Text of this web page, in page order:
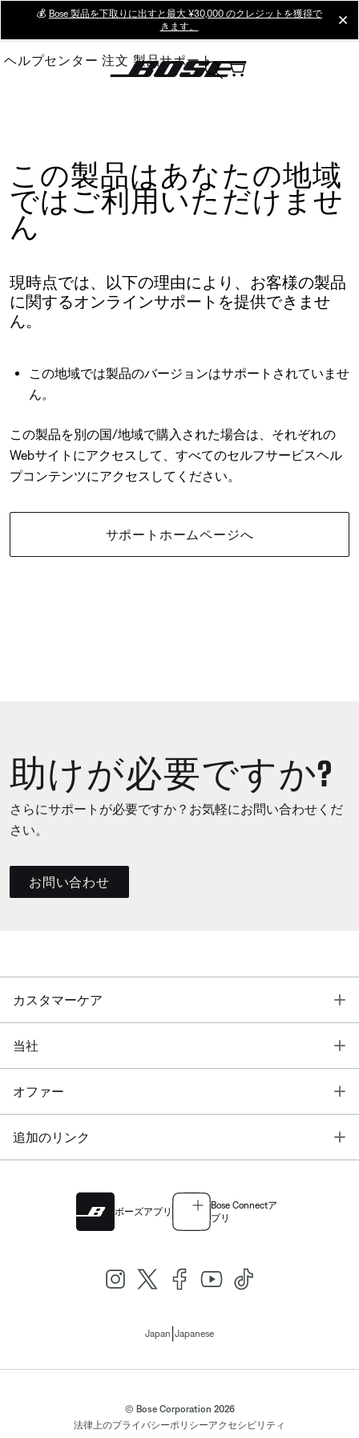
Main
💰 Bose 製品を下取りに出すと最大 ¥30,000 のクレジットを獲得で
きます。
ヘルプセンター 注文 製品サポート
この製品はあなたの地域
ではご利用いただけませ
ん
現時点では、以下の理由により、お客様の製品
に関するオンラインサポートを提供できませ
ん。
この地域では製品のバージョンはサポートされていませ
ん。
この製品を別の国/地域で購入された場合は、それぞれの
Webサイトにアクセスして、すべてのセルフサービスヘル
プコンテンツにアクセスしてください。
サポートホームページへ
助けが必要ですか?
さらにサポートが必要ですか？お気軽にお問い合わせくだ
さい。
お問い合わせ
カスタマーケア
当社
オファー
追加のリンク
ボーズアプリ
Bose Connectア
プリ
Japan Japanese
© Bose Corporation 2026
法律上のプライバシーポリシーアクセシビリティ